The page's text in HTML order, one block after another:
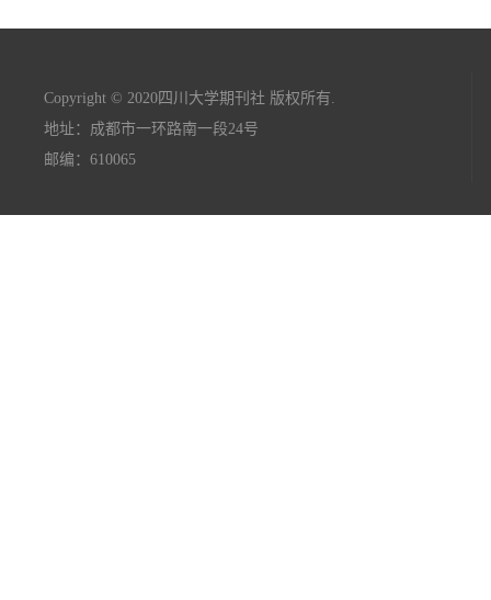
Copyright © 2020四川大学期刊社 版权所有.
地址：成都市一环路南一段24号
邮编：610065